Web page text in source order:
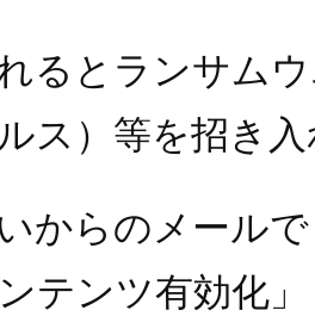
るとランサム
ス）等を招き
からのメール
テンツ有効化